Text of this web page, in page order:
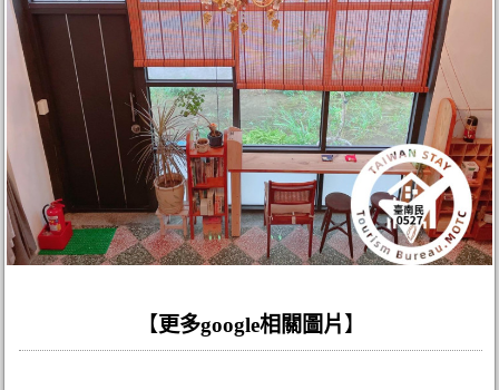
【更多google相關圖片 】